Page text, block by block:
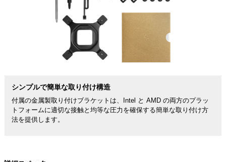
シンプルで簡単な取り付け構造
付属の金属製取り付けブラケットは、Intel と AMD の両方のプラッ
トフォームに適切な接触と均等な圧力を確保する簡単な取り付け方
法を提供します。